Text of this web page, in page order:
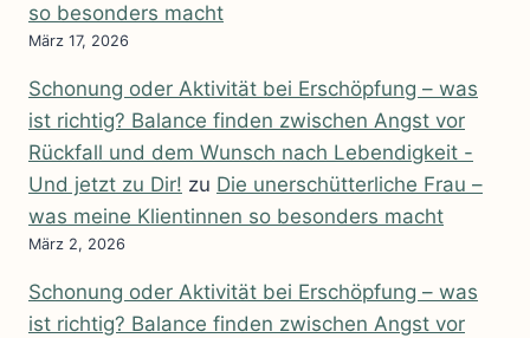
so besonders macht
März 17, 2026
Schonung oder Aktivität bei Erschöpfung – was
ist richtig? Balance finden zwischen Angst vor
Rückfall und dem Wunsch nach Lebendigkeit -
Und jetzt zu Dir! zu Die unerschütterliche Frau –
was meine Klientinnen so besonders macht
März 2, 2026
Schonung oder Aktivität bei Erschöpfung – was
ist richtig? Balance finden zwischen Angst vor